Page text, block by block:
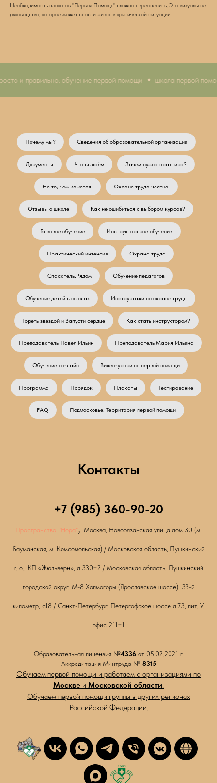
Необходимость плакатов "Первая Помощь" сложно переоценить. Это визуальное
руководство, которое может спасти жизнь в критической ситуации
и правильно: обучение первой помощи школа первой
Почему мы? Сведения об образовательной организации
Документы Что выдаём Зачем нужна практика?
Не то, чем кажется! Охране труда честно!
Отзывы о школе Как не ошибиться с выбором курсов?
Базовое обучение Инструкторское обучение
Практический интенсив Охрана труда
Спасатель.Рядом Обучение педагогов
Обучение детей в школах Инструктажи по охране труда
Гореть звездой и Запусти сердце Как стать инструктором?
Преподаватель Павел Ильин Преподаватель Мария Ильина
Обучение он-лайн Видео-уроки по первой помощи
Программа Порядок Плакаты Тестирование
FAQ Подмосковье. Территория первой помощи
Контакты
+7 (985) 360-90-20
Пространство "Нора", Москва, Новорязанская улица дом 30 (м.
Бауманская, м. Комсомольская) / Московская область, Пушкинский
г. о., КП «Жюльверн», д.330−2 / Московская область, Пушкинский
городской округ, М-8 Холмогоры (Ярославское шоссе), 33-й
километр, с18 / Санкт-Петербург, Петергофское шоссе д.73, лит. У,
офис 211−1
Образовательная лицензия №4336от 05.02.2021 г.
Аккредитация Минтруда №8315
Обучаем первой помощи и работаем с организациями по
Москве и Московской области.
Обучаем первой помощи группы в других регионах
Российской Федерации.